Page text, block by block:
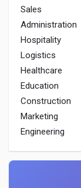
Sales
Administration
Hospitality
Logistics
Healthcare
Education
Construction
Marketing
Engineering